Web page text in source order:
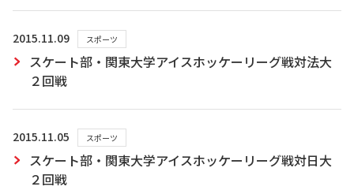
2015.11.09 スポーツ
スケート部・関東大学アイスホッケーリーグ戦対法大
２回戦
2015.11.05 スポーツ
スケート部・関東大学アイスホッケーリーグ戦対日大
２回戦